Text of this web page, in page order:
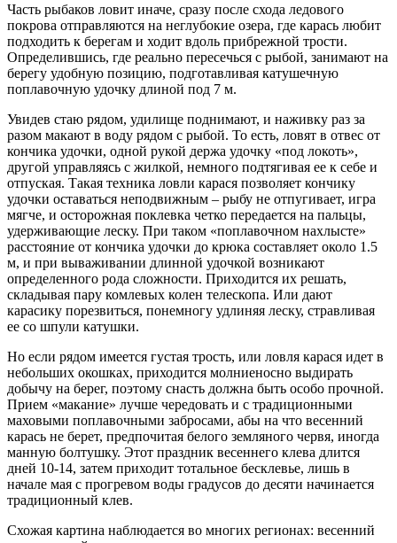
Часть рыбаков ловит иначе, сразу после схода ледового
покрова отправляются на неглубокие озера, где карась любит
подходить к берегам и ходит вдоль прибрежной трости.
Определившись, где реально пересечься с рыбой, занимают на
берегу удобную позицию, подготавливая катушечную
поплавочную удочку длиной под 7 м.
Увидев стаю рядом, удилище поднимают, и наживку раз за
разом макают в воду рядом с рыбой. То есть, ловят в отвес от
кончика удочки, одной рукой держа удочку «под локоть»,
другой управляясь с жилкой, немного подтягивая ее к себе и
отпуская. Такая техника ловли карася позволяет кончику
удочки оставаться неподвижным – рыбу не отпугивает, игра
мягче, и осторожная поклевка четко передается на пальцы,
удерживающие леску. При таком «поплавочном нахлысте»
расстояние от кончика удочки до крюка составляет около 1.5
м, и при вываживании длинной удочкой возникают
определенного рода сложности. Приходится их решать,
складывая пару комлевых колен телескопа. Или дают
карасику порезвиться, понемногу удлиняя леску, стравливая
ее со шпули катушки.
Но если рядом имеется густая трость, или ловля карася идет в
небольших окошках, приходится молниеносно выдирать
добычу на берег, поэтому снасть должна быть особо прочной.
Прием «макание» лучше чередовать и с традиционными
маховыми поплавочными забросами, абы на что весенний
карась не берет, предпочитая белого земляного червя, иногда
манную болтушку. Этот праздник весеннего клева длится
дней 10-14, затем приходит тотальное бесклевье, лишь в
начале мая с прогревом воды градусов до десяти начинается
традиционный клев.
Схожая картина наблюдается во многих регионах: весенний